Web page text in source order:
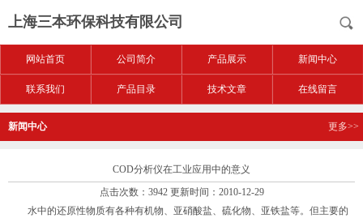
上海三本环保科技有限公司
网站首页 公司简介 产品展示 新闻中心
联系我们 产品目录 技术文章 在线留言
新闻中心 更多>>
COD分析仪在工业应用中的意义
点击次数：3942 更新时间：2010-12-29
水中的还原性物质有各种有机物、亚硝酸盐、硫化物、亚铁盐等。但主要的